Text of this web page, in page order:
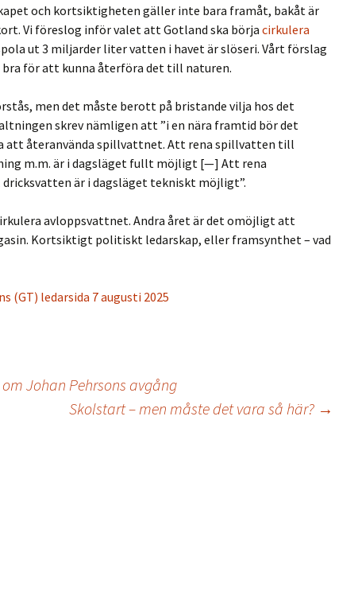
och kortsiktigheten gäller inte bara framåt, bakåt är
Vi föreslog inför valet att Gotland ska börja cirkulera
ut 3 miljarder liter vatten i havet är slöseri. Vårt förslag
för att kunna återföra det till naturen.
men det måste berott på bristande vilja hos det
skrev nämligen att ”i en nära framtid bör det
att återanvända spillvattnet. Att rena spillvatten till
m.m. är i dagsläget fullt möjligt [—] Att rena
är i dagsläget tekniskt möjligt”.
avloppsvattnet. Andra året är det omöjligt att
Kortsiktigt politiskt ledarskap, eller framsynthet – vad
(GT) ledarsida 7 augusti 2025
Johan Pehrsons avgång
Skolstart – men måste det vara så här? →